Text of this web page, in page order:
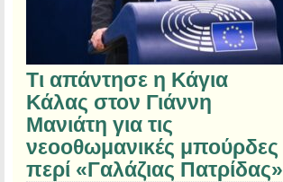
Τι απάντησε η Κάγια
Κάλας στον Γιάννη
Μανιάτη για τις
νεοοθωμανικές μπούρδες
περί «Γαλάζιας Πατρίδας»